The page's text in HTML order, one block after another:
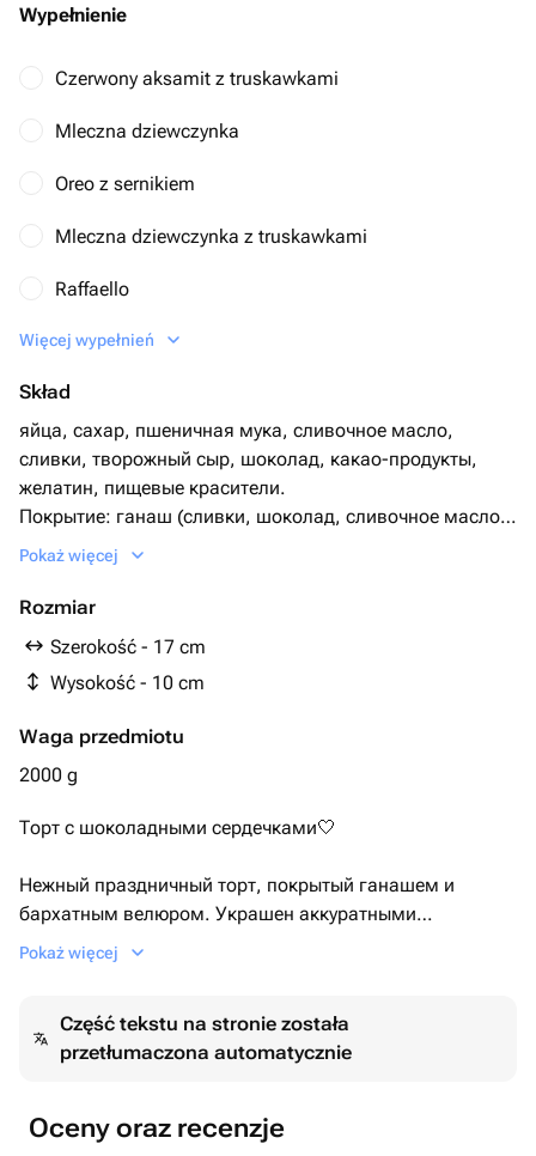
Wypełnienie
Czerwony aksamit z truskawkami
Mleczna dziewczynka
Oreo z sernikiem
Mleczna dziewczynka z truskawkami
Raffaello
Шоколад - манго - маракуйя
Więcej wypełnień
Skład
яйца, сахар, пшеничная мука, сливочное масло,
сливки, творожный сыр, шоколад, какао-продукты,
желатин, пищевые красители.
Покрытие: ганаш (сливки, шоколад, сливочное масло),
велюр (какао-масло, шоколад).
Pokaż więcej
Rozmiar
Szerokość - 17 cm
Wysokość - 10 cm
Waga przedmiotu
2000 g
Торт с шоколадными сердечками🤍
Нежный праздничный торт, покрытый ганашем и
бархатным велюром. Украшен аккуратными
шоколадными сердечками — стильный и
🎨 Цвет оформления можно изменить по вашему
⚖ Вес — 2 кг (примерно на 10 человек).
➕ При необходимости можно увеличить вес торта за
Pokaż więcej
Część tekstu na stronie została
przetłumaczona automatycznie
Oceny oraz recenzje